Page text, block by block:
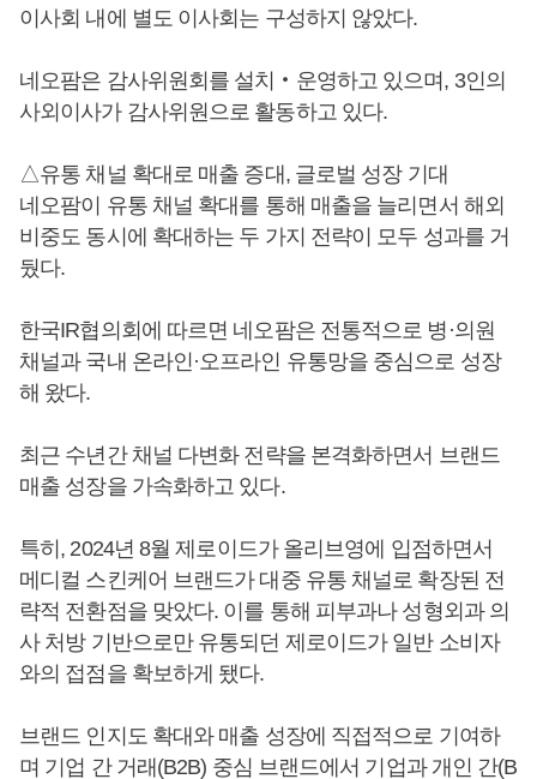
이사회 내에 별도 이사회는 구성하지 않았다.
네오팜은 감사위원회를 설치‧운영하고 있으며, 3인의
사외이사가 감사위원으로 활동하고 있다.
△유통 채널 확대로 매출 증대, 글로벌 성장 기대
네오팜이 유통 채널 확대를 통해 매출을 늘리면서 해외
비중도 동시에 확대하는 두 가지 전략이 모두 성과를 거
뒀다.
한국IR협의회에 따르면 네오팜은 전통적으로 병·의원
채널과 국내 온라인·오프라인 유통망을 중심으로 성장
해 왔다.
최근 수년간 채널 다변화 전략을 본격화하면서 브랜드
매출 성장을 가속화하고 있다.
특히, 2024년 8월 제로이드가 올리브영에 입점하면서
메디컬 스킨케어 브랜드가 대중 유통 채널로 확장된 전
략적 전환점을 맞았다. 이를 통해 피부과나 성형외과 의
사 처방 기반으로만 유통되던 제로이드가 일반 소비자
와의 접점을 확보하게 됐다.
브랜드 인지도 확대와 매출 성장에 직접적으로 기여하
며 기업 간 거래(B2B) 중심 브랜드에서 기업과 개인 간(B